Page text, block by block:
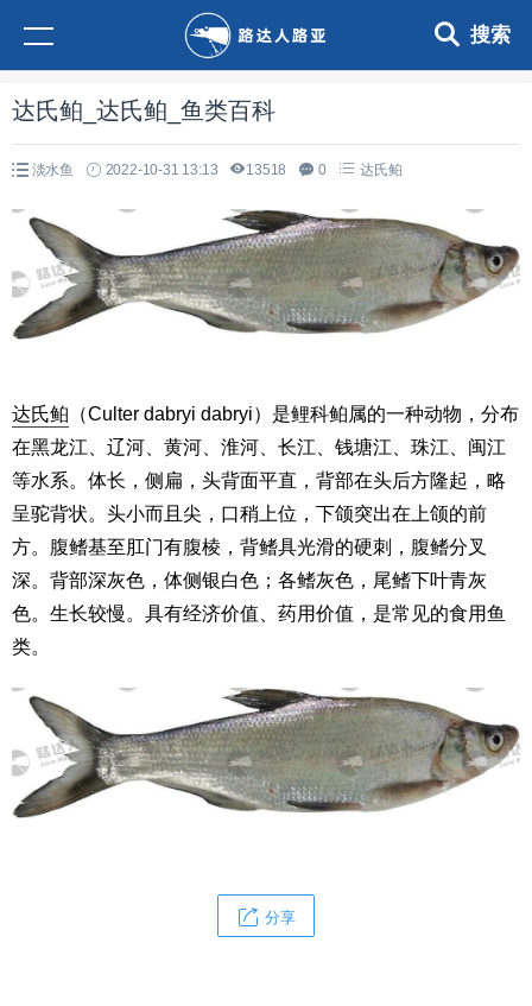
搜索
达氏鲌_达氏鲌_鱼类百科
淡水鱼 2022-10-31 13:13 13518 0 达氏鲌
达氏鲌 （Culter dabryi dabryi）是鲤科鲌属的一种动物，分布
在黑龙江、辽河、黄河、淮河、长江、钱塘江、珠江、闽江
等水系。体长，侧扁，头背面平直，背部在头后方隆起，略
呈驼背状。头小而且尖，口稍上位，下颌突出在上颌的前
方。腹鳍基至肛门有腹棱，背鳍具光滑的硬刺，腹鳍分叉
深。背部深灰色，体侧银白色；各鳍灰色，尾鳍下叶青灰
色。生长较慢。具有经济价值、药用价值，是常见的食用鱼
类。
分享